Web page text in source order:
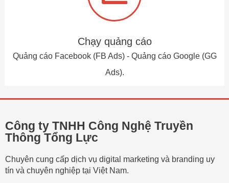
Chạy quảng cáo
Quảng cáo Facebook (FB Ads) - Quảng cáo Google (GG
Ads).
Công ty TNHH Công Nghệ Truyền
Thông Tổng Lực
Chuyên cung cấp dịch vụ digital marketing và branding uy
tín và chuyên nghiệp tại Việt Nam.